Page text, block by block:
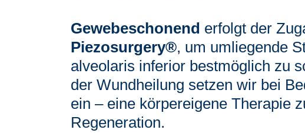
Gewebeschonend erfolgt der
Piezosurgery®, um umliegende
alveolaris inferior bestmöglich zu
der Wundheilung setzen wir bei
ein – eine körpereigene Therapie
Regeneration.